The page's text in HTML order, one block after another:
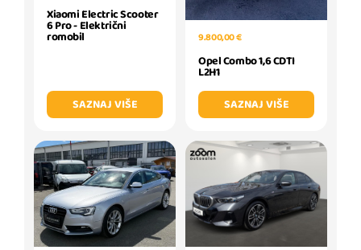
Xiaomi Electric Scooter
6 Pro - Električni
romobil
SAZNAJ VIŠE
9.800,00 €
Opel Combo 1,6 CDTI
L2H1
SAZNAJ VIŠE